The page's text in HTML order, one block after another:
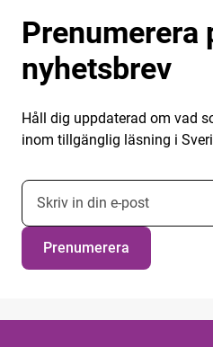
Prenumerera
nyhetsbrev
Håll dig uppdaterad om vad
inom tillgänglig läsning i
E-postadress
Prenumerera